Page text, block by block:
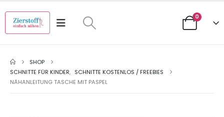
0
SHOP
SCHNITTE FÜR KINDER, SCHNITTE KOSTENLOS / FREEBIES
NÄHANLEITUNG TASCHE MIT PASPEL